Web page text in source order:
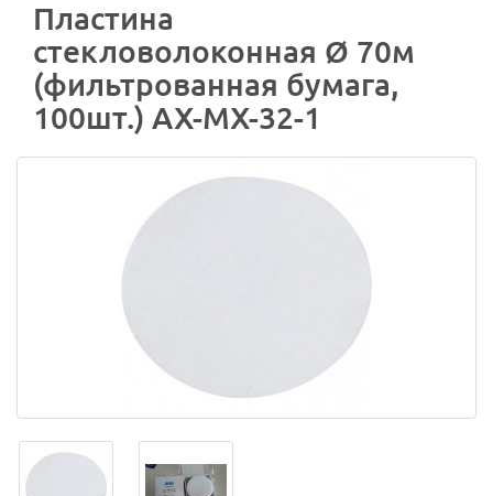
Пластина
стекловолоконная Ø 70м
(фильтрованная бумага,
100шт.) AX-MX-32-1